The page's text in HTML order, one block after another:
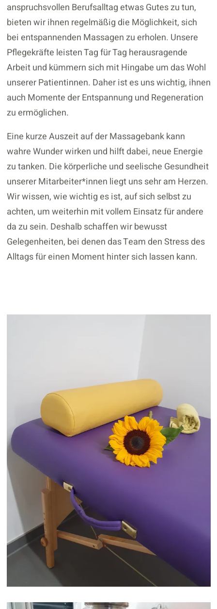
anspruchsvollen Berufsalltag etwas Gutes zu tun,
bieten wir ihnen regelmäßig die Möglichkeit, sich
bei entspannenden Massagen zu erholen. Unsere
Pflegekräfte leisten Tag für Tag herausragende
Arbeit und kümmern sich mit Hingabe um das Wohl
unserer Patientinnen. Daher ist es uns wichtig, ihnen
auch Momente der Entspannung und Regeneration
zu ermöglichen.
Eine kurze Auszeit auf der Massagebank kann
wahre Wunder wirken und hilft dabei, neue Energie
zu tanken. Die körperliche und seelische Gesundheit
unserer Mitarbeiter*innen liegt uns sehr am Herzen.
Wir wissen, wie wichtig es ist, auf sich selbst zu
achten, um weiterhin mit vollem Einsatz für andere
da zu sein. Deshalb schaffen wir bewusst
Gelegenheiten, bei denen das Team den Stress des
Alltags für einen Moment hinter sich lassen kann.